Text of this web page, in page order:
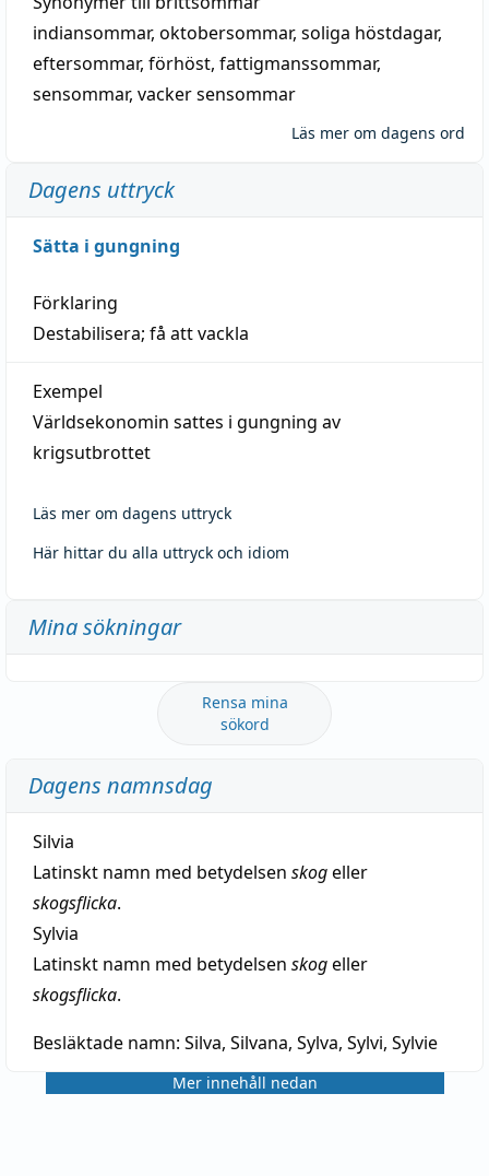
indiansommar, oktobersommar, soliga höstdagar,
eftersommar, förhöst, fattigmanssommar,
sensommar, vacker sensommar
Läs mer om dagens ord
Dagens uttryck
Sätta i gungning
Förklaring
Destabilisera; få att vackla
Exempel
Världsekonomin sattes i gungning av
krigsutbrottet
Läs mer om dagens uttryck
Här hittar du alla uttryck och idiom
Mina sökningar
Rensa mina
sökord
Dagens namnsdag
Silvia
Latinskt namn med betydelsen skogeller
skogsflicka.
Sylvia
Latinskt namn med betydelsen skogeller
skogsflicka.
Besläktade namn: Silva, Silvana, Sylva, Sylvi, Sylvie
Mer innehåll nedan